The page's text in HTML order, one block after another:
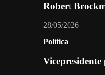
Robert
28/05/2026
Política